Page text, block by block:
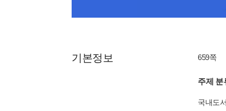
기본정보 659쪽
주제 분
국내도